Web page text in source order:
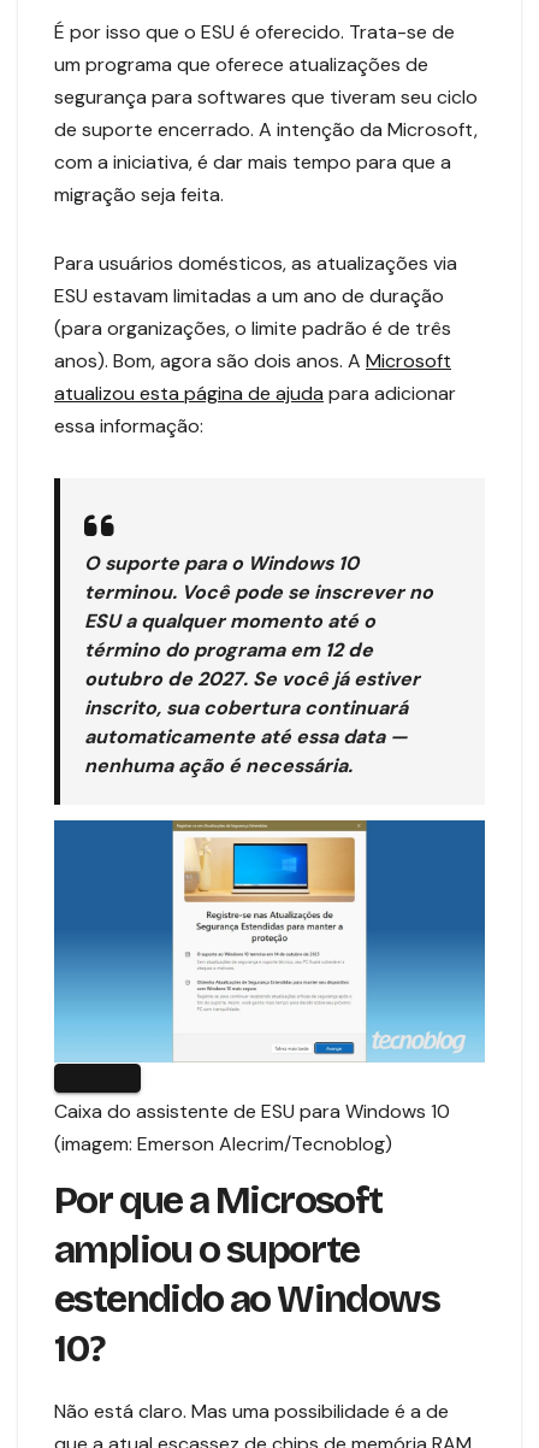
É por isso que o ESU é oferecido. Trata-se de
um programa que oferece atualizações de
segurança para softwares que tiveram seu ciclo
de suporte encerrado. A intenção da Microsoft,
com a iniciativa, é dar mais tempo para que a
migração seja feita.
Para usuários domésticos, as atualizações via
ESU estavam limitadas a um ano de duração
(para organizações, o limite padrão é de três
anos). Bom, agora são dois anos. A Microsoft
atualizou esta página de ajuda para adicionar
essa informação:
O suporte para o Windows 10
terminou. Você pode se inscrever no
ESU a qualquer momento até o
término do programa em 12 de
outubro de 2027. Se você já estiver
inscrito, sua cobertura continuará
automaticamente até essa data —
nenhuma ação é necessária.
Caixa do assistente de ESU para Windows 10
(imagem: Emerson Alecrim/Tecnoblog)
Por que a Microsoft
ampliou o suporte
estendido ao Windows
10?
Não está claro. Mas uma possibilidade é a de